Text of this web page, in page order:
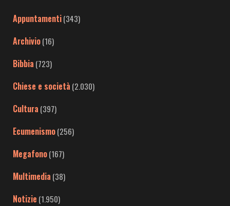
Appuntamenti(343)
Archivio(16)
Bibbia (723)
Chiese e società (2.030)
Cultura (397)
Ecumenismo(256)
Megafono(167)
Multimedia (38)
Notizie (1.950)